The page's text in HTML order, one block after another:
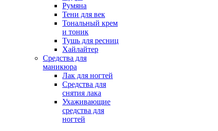
Румяна
Тени для век
Тональный крем
и тоник
Тушь для ресниц
Хайлайтер
Средства для
маникюра
Лак для ногтей
Средства для
снятия лака
Ухаживающие
средства для
ногтей